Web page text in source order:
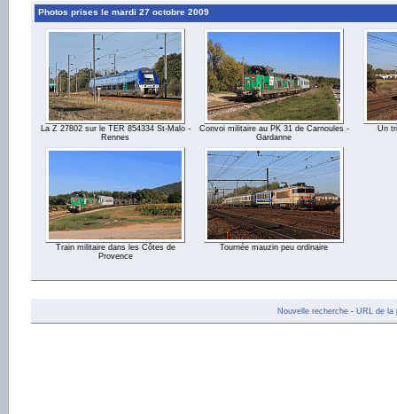
Photos prises le mardi 27 octobre 2009
La Z 27802 sur le TER 854334 St-Malo -
Rennes
Convoi militaire au PK 31 de Carnoules -
Gardanne
Un
Train militaire dans les Côtes de
Provence
Tournée mauzin peu ordinaire
Nouvelle recherche- URL de la